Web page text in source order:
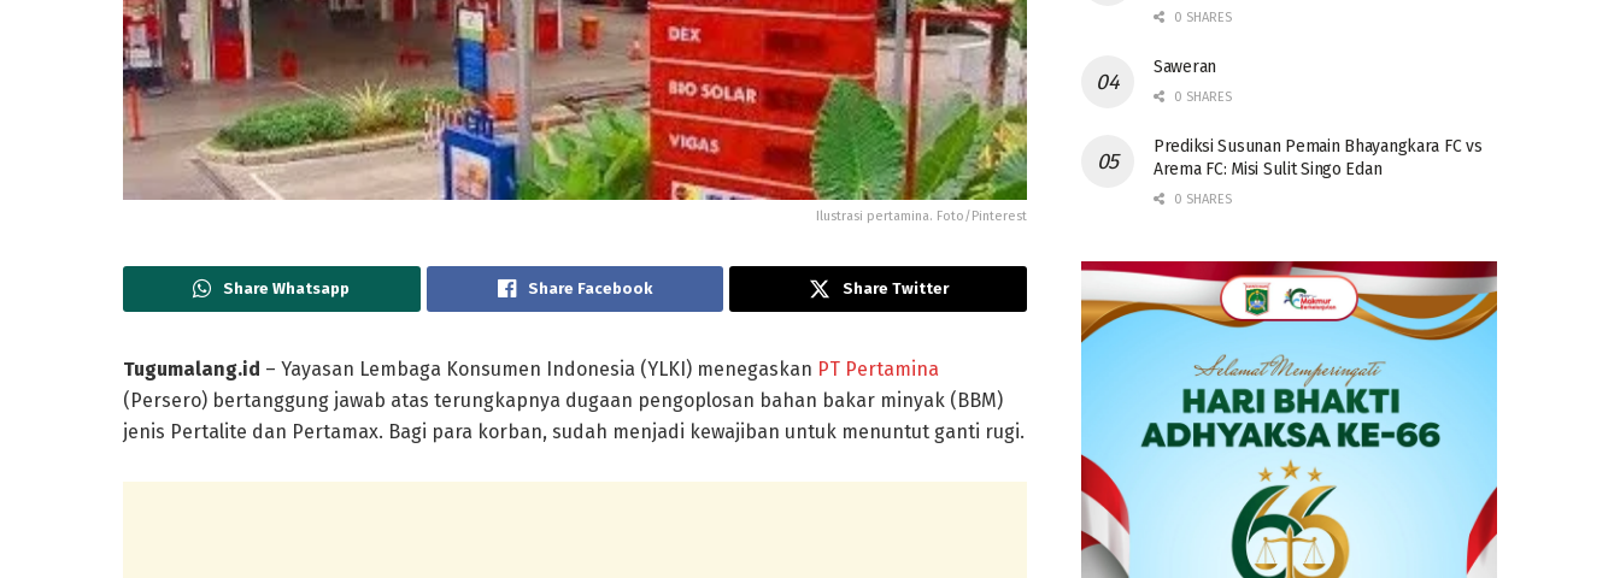
Ilustrasi pertamina. Foto/Pinterest
Share Whatsapp Share Facebook Share Twitter
Tugumalang.id – Yayasan Lembaga Konsumen Indonesia (YLKI) menegaskan PT Pertamina
(Persero) bertanggung jawab atas terungkapnya dugaan pengoplosan bahan bakar minyak (BBM)
jenis Pertalite dan Pertamax. Bagi para korban, sudah menjadi kewajiban untuk menuntut ganti rugi.
0 SHARES
Saweran
0 SHARES
Prediksi Susunan Pemain Bhayangkara FC vs
Arema FC: Misi Sulit Singo Edan
0 SHARES